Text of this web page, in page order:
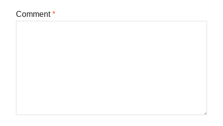
Comment*